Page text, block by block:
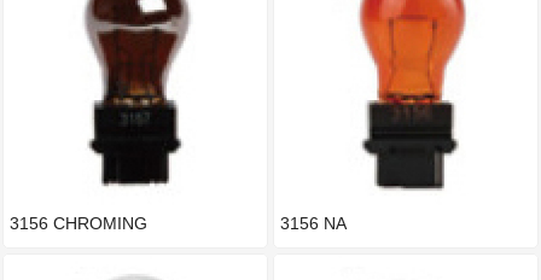
3156 CHROMING 3156 NA